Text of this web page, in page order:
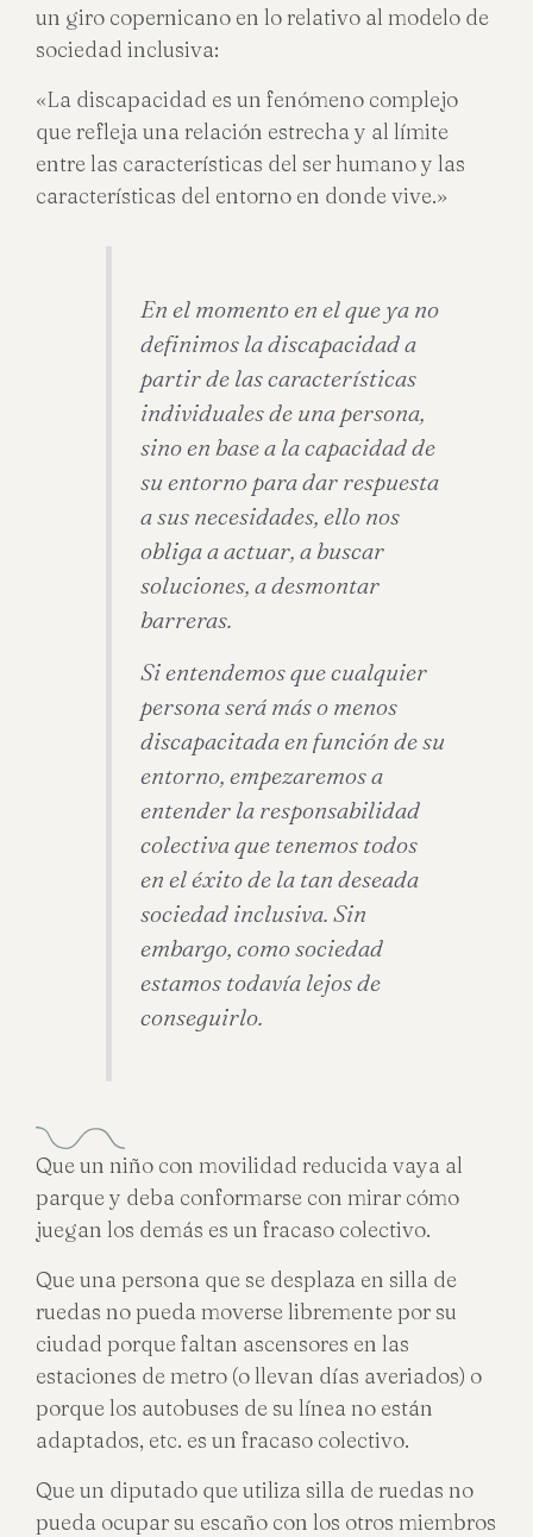
un giro copernicano en lo relativo al modelo de
sociedad inclusiva:
«La discapacidad es un fenómeno complejo
que refleja una relación estrecha y al límite
entre las características del ser humano y las
características del entorno en donde vive.»
En el momento en el que ya no
definimos la discapacidad a
partir de las características
individuales de una persona,
sino en base a la capacidad de
su entorno para dar respuesta
a sus necesidades, ello nos
obliga a actuar, a buscar
soluciones, a desmontar
barreras.
Si entendemos que cualquier
persona será más o menos
discapacitada en función de su
entorno, empezaremos a
entender la responsabilidad
colectiva que tenemos todos
en el éxito de la tan deseada
sociedad inclusiva. Sin
embargo, como sociedad
estamos todavía lejos de
conseguirlo.
Que un niño con movilidad reducida vaya al
parque y deba conformarse con mirar cómo
juegan los demás es un fracaso colectivo.
Que una persona que se desplaza en silla de
ruedas no pueda moverse libremente por su
ciudad porque faltan ascensores en las
estaciones de metro (o llevan días averiados) o
porque los autobuses de su línea no están
adaptados, etc. es un fracaso colectivo.
Que un diputado que utiliza silla de ruedas no
pueda ocupar su escaño con los otros miembros